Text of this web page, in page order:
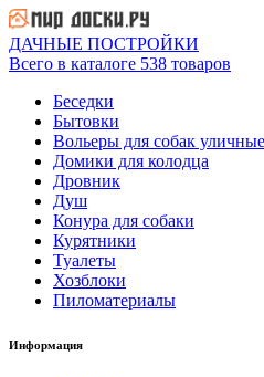
ДАЧНЫЕ ПОСТРОЙКИ
Всего в каталоге 538 товаров
Беседки
Бытовки
Вольеры для собак уличные
Домики для колодца
Дровник
Душ
Конура для собаки
Курятники
Туалеты
Хозблоки
Пиломатериалы
Информация